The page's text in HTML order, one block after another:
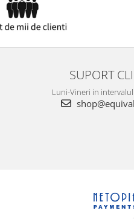
SUPORT
Luni-Vineri in intervalul